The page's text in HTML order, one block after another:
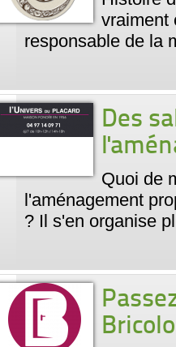
vraiment
responsable de la
Des
Quoi de
l'aménagement
? Il s'en organise